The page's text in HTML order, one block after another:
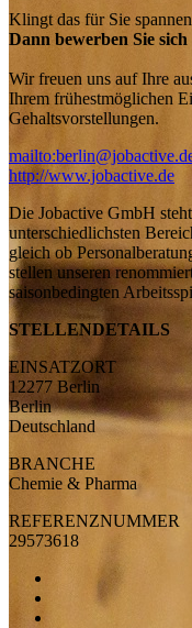
Klingt das für Sie
Dann bewerben Sie
Wir freuen uns auf Ihre
Ihrem frühestmöglichen
Gehaltsvorstellungen.
http://www.jobactive.de
Die Jobactive GmbH
unterschiedlichsten
gleich ob
stellen unseren
saisonbedingten
STELLENDETAILS
EINSATZORT
12277 Berlin
Berlin
Deutschland
BRANCHE
Chemie & Pharma
REFERENZNUMMER
29573618